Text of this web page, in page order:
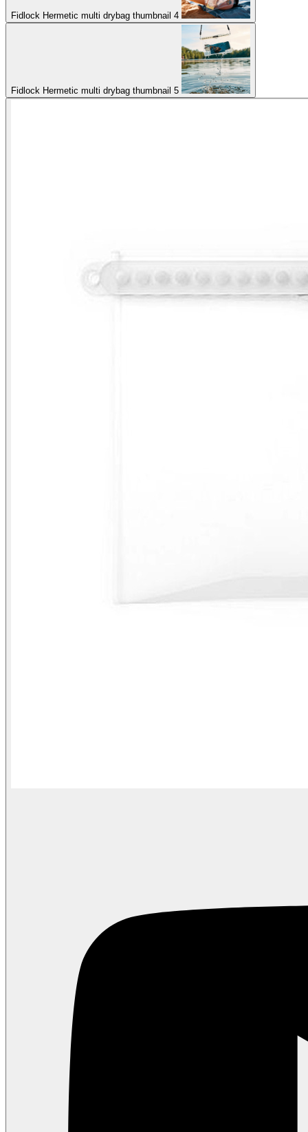
Fidlock Hermetic multi drybag thumbnail 4
Fidlock Hermetic multi drybag thumbnail 5